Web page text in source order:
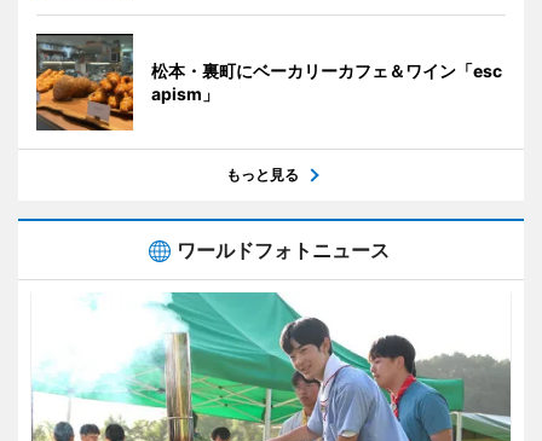
松本・裏町にベーカリーカフェ＆ワイン「esc
apism」
もっと見る
ワールドフォトニュース